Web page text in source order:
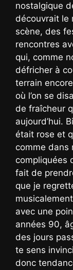
nostalgique
découvrait le
scène, des
rencontres
qui, comme
défricher à
terrain
où l’on se
de fraîcheur
aujourd’hui.
était rose et
comme dans
compliquées
fait de
que je
avec une
années 90,
des jours
te sens
donc